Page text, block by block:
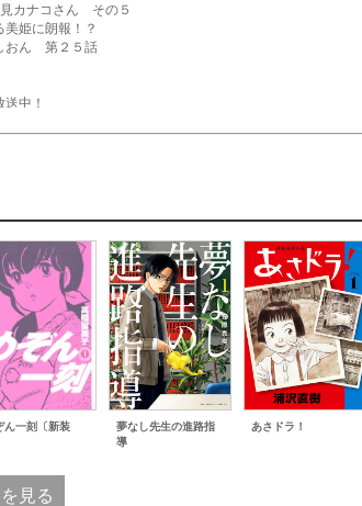
カナコさん その５
姫に朗報！？
おん 第２５話
中！
第１８話より）
回
場』『レ・セルバン』は隔週連載、『そういう家の子の
ＰＥＮ－六篇－』『夢なし先生の進路指導』『バニーナイ
！？』は次号から、『新九郎、奔る！』『ぼくの魔なむす
『ありす、宇宙までも』『スーパースターを唄って。』
ら、『九条の大罪』は３３号から連載再開の予定です。
の人、絶対に炬燵の布団みたいなアウター着てない』『あ
低限度の生活』は連載再開に向けて準備中です。
ん一刻〔新装
夢なし先生の進路指
導
あさドラ！
見る